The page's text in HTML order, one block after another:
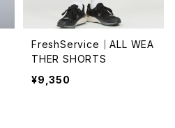
FreshService｜ALL WEA
THER SHORTS
¥9,350